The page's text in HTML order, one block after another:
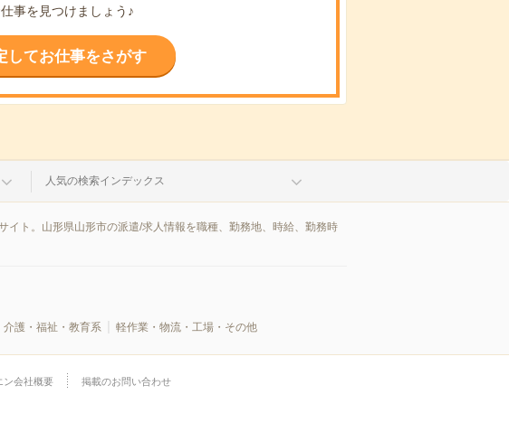
事を見つけましょう♪
してお仕事をさがす
人気の検索インデックス
ト。山形県山形市の派遣/求人情報を職種、勤務地、時給、勤務時
介護・福祉・教育系 軽作業・物流・工場・その他
ン会社概要 掲載のお問い合わせ